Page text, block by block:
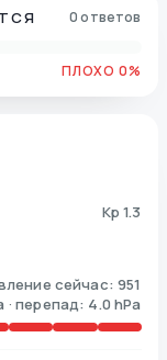
0 ответов
ПЛОХО 0%
Kp 1.3
сейчас: 951
· перепад: 4.0 hPa